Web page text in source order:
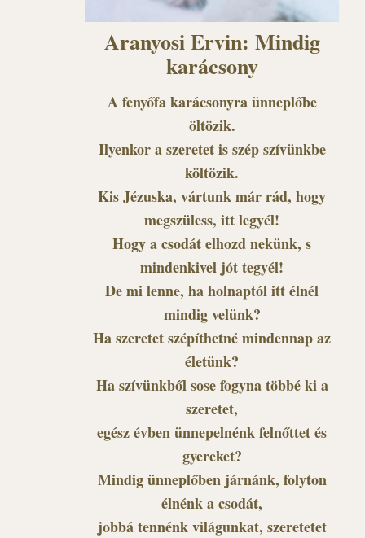
Aranyosi Ervin: Mindig
karácsony
A fenyőfa karácsonyra ünneplőbe
öltözik.
Ilyenkor a szeretet is szép szívünkbe
költözik.
Kis Jézuska, vártunk már rád, hogy
megszüless, itt legyél!
Hogy a csodát elhozd nekünk, s
mindenkivel jót tegyél!
De mi lenne, ha holnaptól itt élnél
mindig velünk?
Ha szeretet szépíthetné mindennap az
életünk?
Ha szívünkből sose fogyna többé ki a
szeretet,
egész évben ünnepelnénk felnőttet és
gyereket?
Mindig ünneplőben járnánk, folyton
élnénk a csodát,
jobbá tennénk világunkat, szeretetet